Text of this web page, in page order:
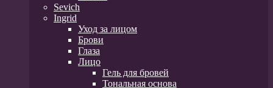
Sevich
Ingrid
Уход за лицом
Брови
Глаза
Лицо
Гель для бровей
Тональная основа